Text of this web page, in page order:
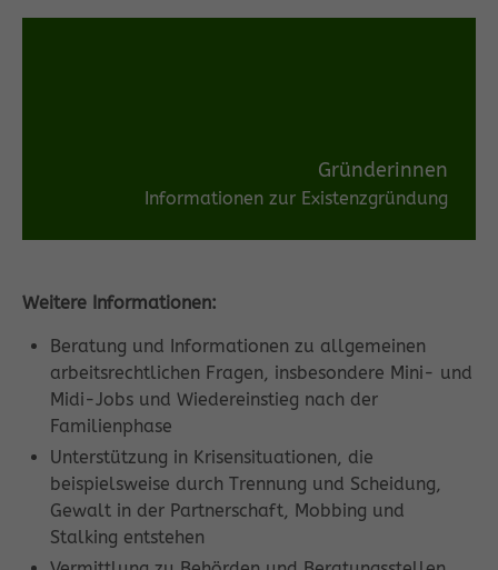
Gründerinnen
Informationen zur Existenzgründung
Weitere Informationen:
Beratung und Informationen zu allgemeinen
arbeitsrechtlichen Fragen, insbesondere Mini- und
Midi-Jobs und Wiedereinstieg nach der
Familienphase
Unterstützung in Krisensituationen, die
beispielsweise durch Trennung und Scheidung,
Gewalt in der Partnerschaft, Mobbing und
Stalking entstehen